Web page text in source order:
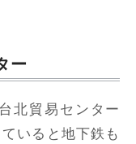
ー
北貿易センター
いると地下鉄も